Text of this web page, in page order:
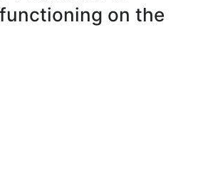
on the